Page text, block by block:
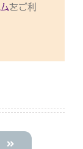
をご利